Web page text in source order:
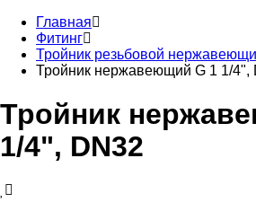
Главная
Фитинг
Тройник резьбовой
Тройник нержавеющий G 1 1/4",
Тройник
1/4", DN32